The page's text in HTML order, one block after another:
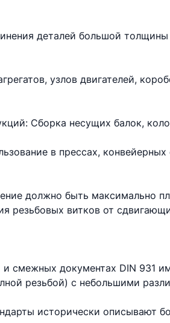
деталей большой
узлов двигателей,
Сборка несущих балок,
в прессах,
должно быть максимально
резьбовых витков от
смежных документах DIN 931
резьбой) с небольшими
исторически описывают